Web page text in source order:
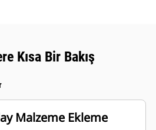
Kısa Bir Bakış
Malzeme Ekleme